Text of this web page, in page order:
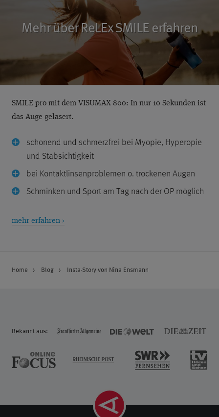
Mehr über ReLEx SMILE erfahren
SMILE pro mit dem VISUMAX 800: In nur 10 Sekunden ist
das Auge gelasert.
schonend und schmerzfrei bei Myopie, Hyperopie
und Stabsichtigkeit
bei Kontaktlinsenproblemen o. trockenen Augen
Schminken und Sport am Tag nach der OP möglich
mehr erfahren ›
Home Blog Insta-Story von Nina Ensmann
Bekannt aus: